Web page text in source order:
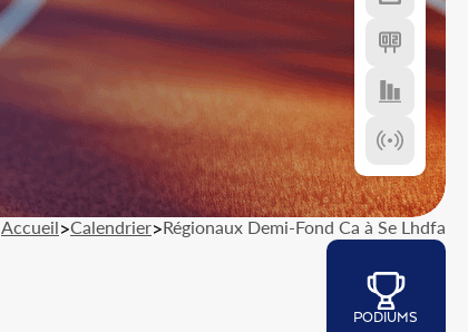
Accueil>Calendrier>Régionaux Demi-Fond Ca à Se Lhdfa
PODIUMS